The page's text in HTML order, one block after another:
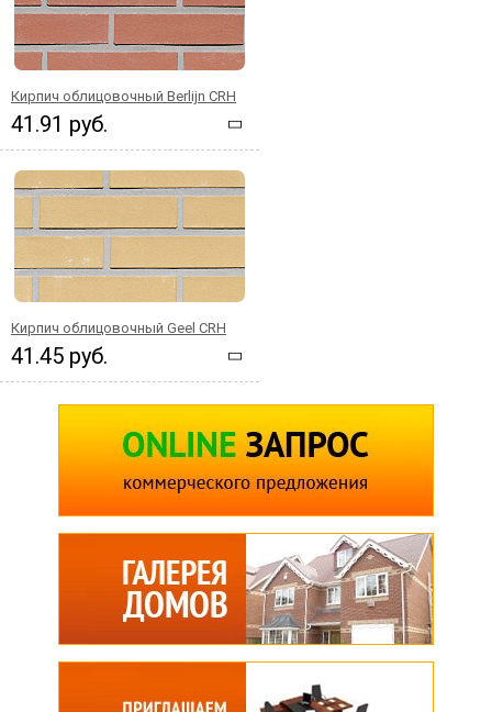
Кирпич облицовочный Berlijn CRH
41.91 руб.
Кирпич облицовочный Geel CRH
41.45 руб.